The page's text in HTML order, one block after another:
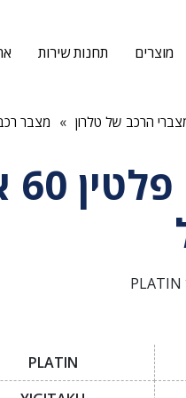
מוצרים תחנות שירות
הרכב של טלרון » מצבר רכב פלטין 60
PLATIN